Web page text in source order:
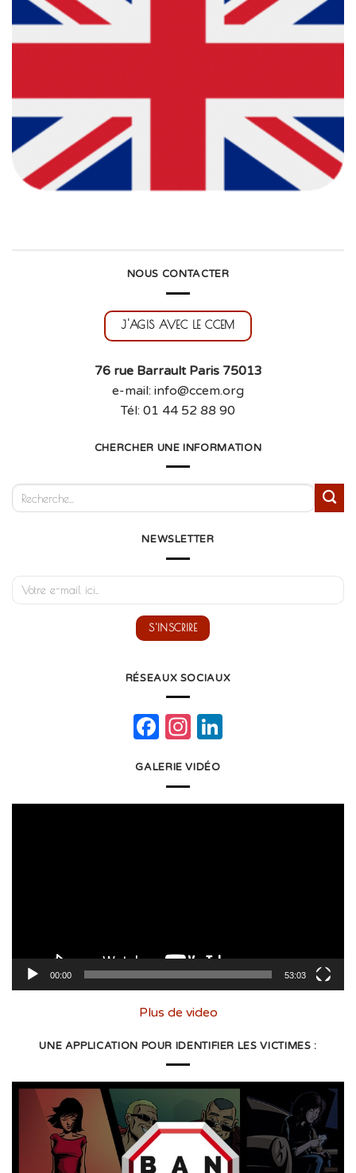
NOUS CONTACTER
J'AGIS AVEC LE CCEM
76 rue Barrault Paris 75013
e-mail: info@ccem.org
Tél: 01 44 52 88 90
CHERCHER UNE INFORMATION
NEWSLETTER
RÉSEAUX SOCIAUX
Facebook
Instagram
GALERIE VIDÉO
00:00 53:03
Plus de video
UNE APPLICATION POUR IDENTIFIER LES VICTIMES :